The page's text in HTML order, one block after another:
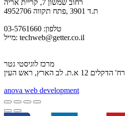
רחוב שמשון 7, קריית אריה
ת.ד 3901 ,פתח תקווה 4952706
טלפון: 03-5761660
מייל: techweb@getter.co.il
מרכז לוגיסטי גטר
רח' הדקלים 12 א.ת. לב הארץ, ראש העין
anova web development